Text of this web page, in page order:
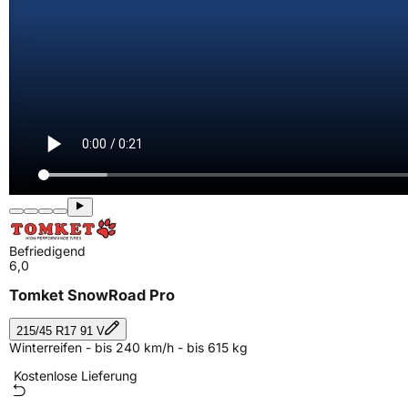
Befriedigend
6,0
Tomket SnowRoad Pro
215/45 R17 91 V
Winterreifen - bis 240 km/h - bis 615 kg
Kostenlose Lieferung